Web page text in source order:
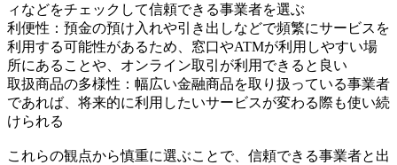
ィなどをチェックして信頼できる事業者を選ぶ
利便性：預金の預け入れや引き出しなどで頻繁にサービスを
利用する可能性があるため、窓口やATMが利用しやすい場
所にあることや、オンライン取引が利用できると良い
取扱商品の多様性：幅広い金融商品を取り扱っている事業者
であれば、将来的に利用したいサービスが変わる際も使い続
けられる
これらの観点から慎重に選ぶことで、信頼できる事業者と出